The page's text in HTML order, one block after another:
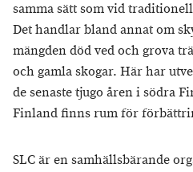
samma sätt som vid
Det handlar bland annat om
mängden död ved och grova
och gamla skogar. Här har
de senaste tjugo åren i södra
Finland finns rum för
SLC är en samhällsbärande